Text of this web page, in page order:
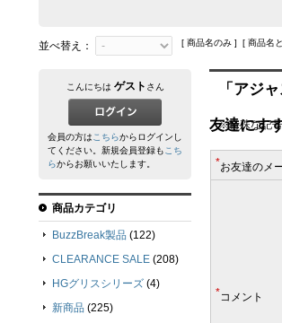
並べ替え： [ 商品名のみ ] [ 商品名
「アジ
友達にす
※特殊な記号
*お友達のメ
*コメント
こんにちは ゲスト さん
会員の方はこちらからログインし
てください。新規会員登録もこち
らからお願いいたします。
商品カテゴリ
BuzzBreak製品 (122)
CLEARANCE SALE (208)
HGグリスシリーズ (4)
新商品 (225)